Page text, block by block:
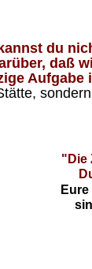
du
daß
Aufgabe
"Die